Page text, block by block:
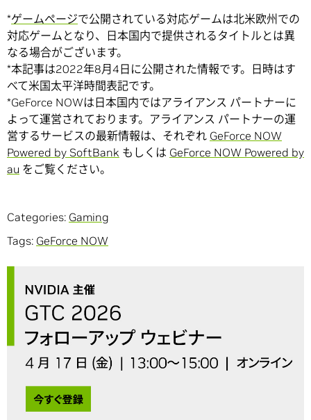
*ゲームページで公開されている対応ゲームは北米欧州での
対応ゲームとなり、日本国内で提供されるタイトルとは異
なる場合がございます。
*本記事は2022年8月4日に公開された情報です。日時はす
べて米国太平洋時間表記です。
*GeForce NOWは日本国内ではアライアンス パートナーに
よって運営されております。アライアンス パートナーの運
営するサービスの最新情報は、それぞれ GeForce NOW
Powered by SoftBank もしくは GeForce NOW Powered by
au をご覧ください。
Categories: Gaming
Tags: GeForce NOW